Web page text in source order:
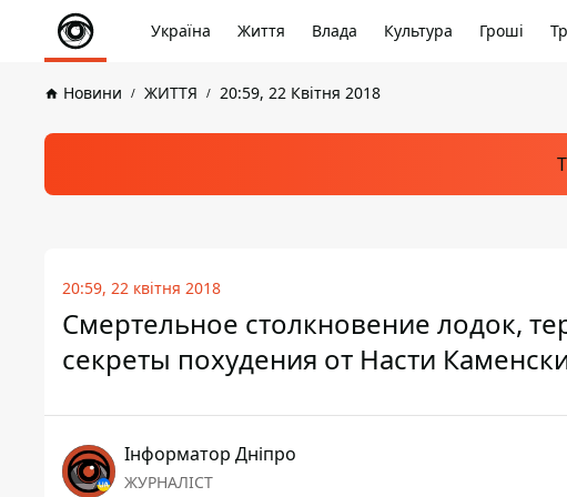
Україна Життя Влада Культура Гроші
Новини ЖИТТЯ 20:59, 22 Квітня 2018
20:59, 22 квітня 2018
Смертельное столкновение лодок,
секреты похудения от Насти
Інформатор Дніпро
ЖУРНАЛІСТ